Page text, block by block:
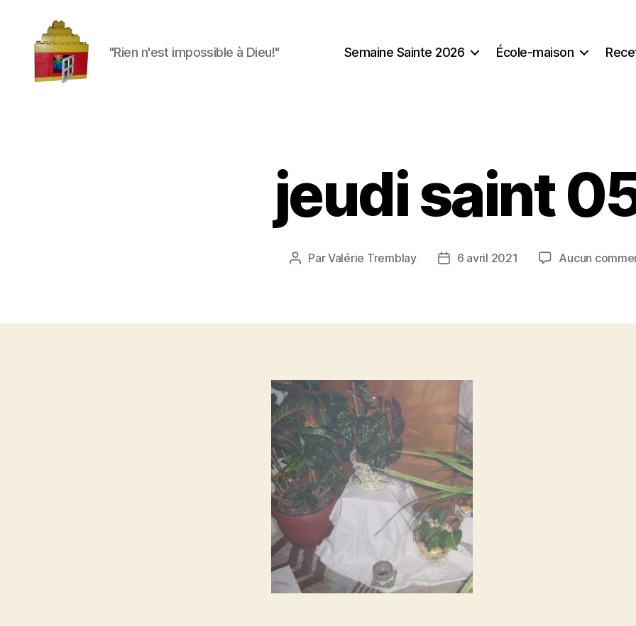
"Rien n'est impossible à Dieu!" Semaine Sainte 2026 École-maison
jeudi saint
Auteur
ParValérie Tremblay
Date6 avril 2021 Aucun